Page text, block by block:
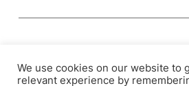
We use cookies on our website to
relevant experience by